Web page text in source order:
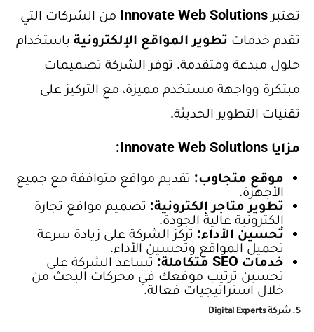
تعتبر Innovate Web Solutions من الشركات التي
تقدم خدمات تطوير المواقع الإلكترونية باستخدام
حلول مبدعة ومتقدمة. توفر الشركة تصميمات
مبتكرة وواجهة مستخدم مميزة، مع التركيز على
تقنيات التطوير الحديثة.
مزايا Innovate Web Solutions:
موقع متجاوب: تقديم مواقع متوافقة مع جميع
الأجهزة.
تطوير متاجر إلكترونية: تصميم مواقع تجارة
إلكترونية عالية الجودة.
تحسين الأداء: تركز الشركة على زيادة سرعة
تحميل المواقع وتحسين الأداء.
خدمات SEO متكاملة:
تساعد الشركة على
تحسين ترتيب موقعك في محركات البحث من
خلال استراتيجيات فعالة.
5. شركة Digital Experts